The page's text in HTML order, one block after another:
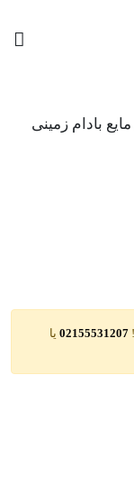
بادام زمینی
02155531207 یا